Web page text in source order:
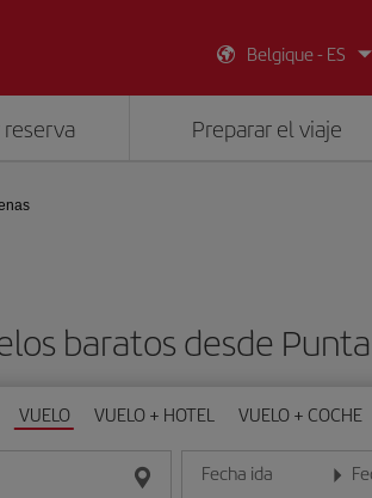
Belgique - ES
Preparar el viaje
baratos desde
VUELO VUELO + HOTEL VUELO + COCHE
Fecha ida
Introduce la fecha en